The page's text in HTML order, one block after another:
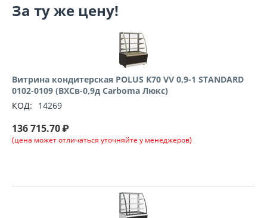
За ту же цену!
Витрина кондитерская POLUS K70 VV 0,9-1 STANDARD
0102-0109 (ВХСв-0,9д Carboma Люкс)
КОД:
14269
136 715.70₽
(цена может отличаться уточняйте у менеджеров)